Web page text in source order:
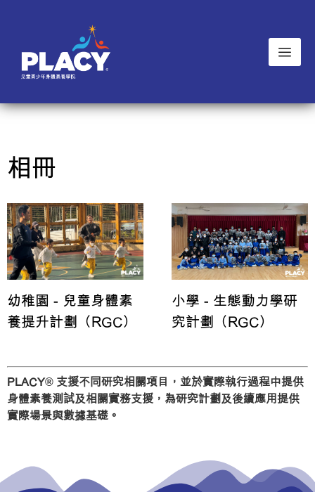
相冊
幼稚園 - 兒童身體素
養提升計劃（RGC）
小學 - 生態動力學研
究計劃（RGC）
PLACY® 支援不同研究相關項目，並於實際執行過程中提供
身體素養測試及相關實務支援，為研究計劃及後續應用提供
實際場景與數據基礎。